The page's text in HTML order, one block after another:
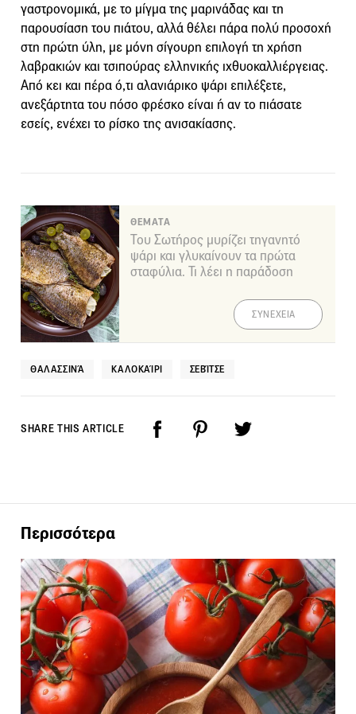
γαστρονομικά, με το μίγμα της μαρινάδας και τη
παρουσίαση του πιάτου, αλλά θέλει πάρα πολύ προσοχή
στη πρώτη ύλη, με μόνη σίγουρη επιλογή τη χρήση
λαβρακιών και τσιπούρας ελληνικής ιχθυοκαλλιέργειας.
Από κει και πέρα ό,τι αλανιάρικο ψάρι επιλέξετε,
ανεξάρτητα του πόσο φρέσκο είναι ή αν το πιάσατε
εσείς, ενέχει το ρίσκο της ανισακίασης.
ΘΕΜΑΤΑ
Του Σωτήρος μυρίζει τηγανητό
ψάρι και γλυκαίνουν τα πρώτα
σταφύλια. Τι λέει η παράδοση
ΣΥΝΕΧΕΙΑ
ΘΑΛΑΣΣΙΝΆ ΚΑΛΟΚΑΊΡΙ ΣΕΒΊΤΣΕ
SHARE THIS ARTICLE
Περισσότερα